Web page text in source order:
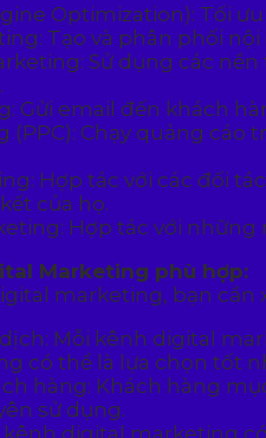
Optimization): Tối
Tạo và phân phối
Sử dụng các
Gửi email đến khách
(PPC): Chạy quảng
Hợp tác với các đối
của họ.
Hợp tác với
Marketing phù hợp:
marketing, bạn cần
Mỗi kênh digital
có thể là lựa chọn tốt
hàng: Khách hàng
sử dụng.
kênh digital marketing